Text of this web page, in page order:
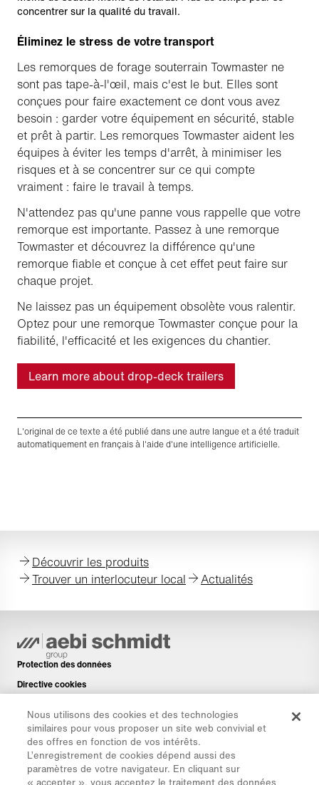
concentrer sur la qualité du travail.
Éliminez le stress de votre transport
Les remorques de forage souterrain Towmaster ne
sont pas tape-à-l'œil, mais c'est le but. Elles sont
conçues pour faire exactement ce dont vous avez
besoin : garder votre équipement en sécurité, stable
et prêt à partir. Les remorques Towmaster aident les
équipes à éviter les temps d'arrêt, à minimiser les
risques et à se concentrer sur ce qui compte
vraiment : faire le travail à temps.
N'attendez pas qu'une panne vous rappelle que votre
remorque est importante. Passez à une remorque
Towmaster et découvrez la différence qu'une
remorque fiable et conçue à cet effet peut faire sur
chaque projet.
Ne laissez pas un équipement obsolète vous ralentir.
Optez pour une remorque Towmaster conçue pour la
fiabilité, l'efficacité et les exigences du chantier.
Learn more about drop-deck trailers
L'original de ce texte a été publié dans une autre langue et a été traduit
automatiquement en français à l'aide d'une intelligence artificielle.
Découvrir les produits
Trouver un interlocuteur local
Actualités
Protection des données
Directive cookies
Avis de non-responsabilité
Newsletter
Pièces de rechange
Nous utilisons des cookies et des technologies
similaires pour vous proposer un site web convivial et
des offres en fonction de vos intérêts.
L’enregistrement de cookies dépend aussi des
paramètres de votre navigateur. En cliquant sur